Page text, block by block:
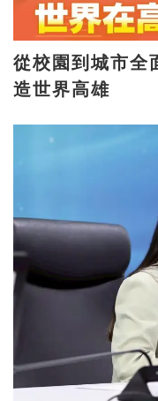
從校園到城市全面雙語 賴瑞隆
造世界高雄